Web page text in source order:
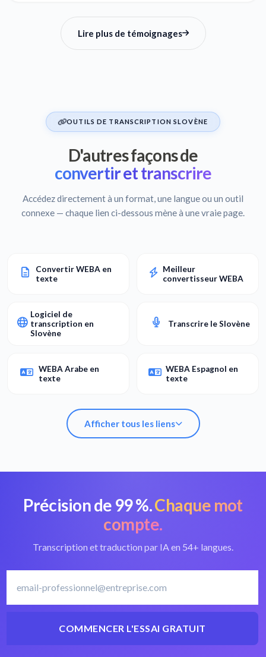
Lire plus de témoignages
OUTILS DE TRANSCRIPTION SLOVÈNE
D'autres façons de
convertir et transcrire
Accédez directement à un format, une langue ou un outil
connexe — chaque lien ci-dessous mène à une vraie page.
Convertir WEBA en
texte
Meilleur
convertisseur WEBA
Logiciel de
transcription en
Slovène
Transcrire le Slovène
WEBA Arabe en
texte
WEBA Espagnol en
texte
Afficher tous les liens
Convertir WEBA en
texte
Meilleur
convertisseur WEBA
Logiciel de
transcription en
Transcrire le Slovène
WEBA Arabe en
WEBA Espagnol en
Précision de 99 %.Chaque mot
compte.
Transcription et traduction par IA en 54+ langues.
COMMENCER L'ESSAI GRATUIT